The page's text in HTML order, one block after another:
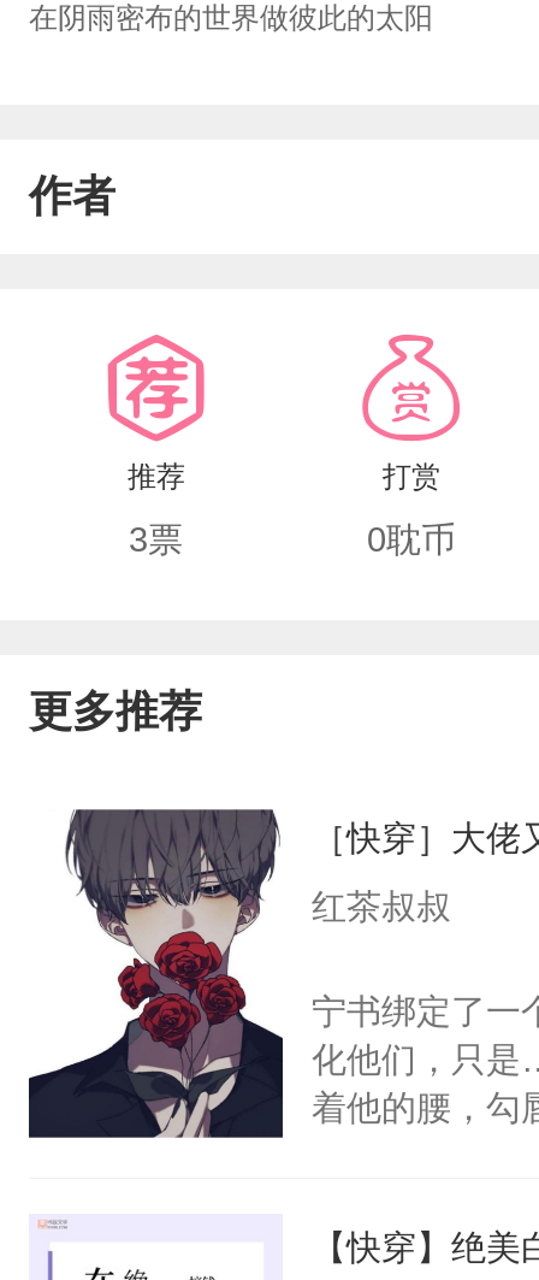
在阴雨密布的世界做彼此的太阳
作者
推荐
3票
打赏
0耽币
更多推荐
［快穿］大
红茶叔叔
宁书绑定了一
化他们，只是
着他的腰，勾
来，给老公
【快穿】绝